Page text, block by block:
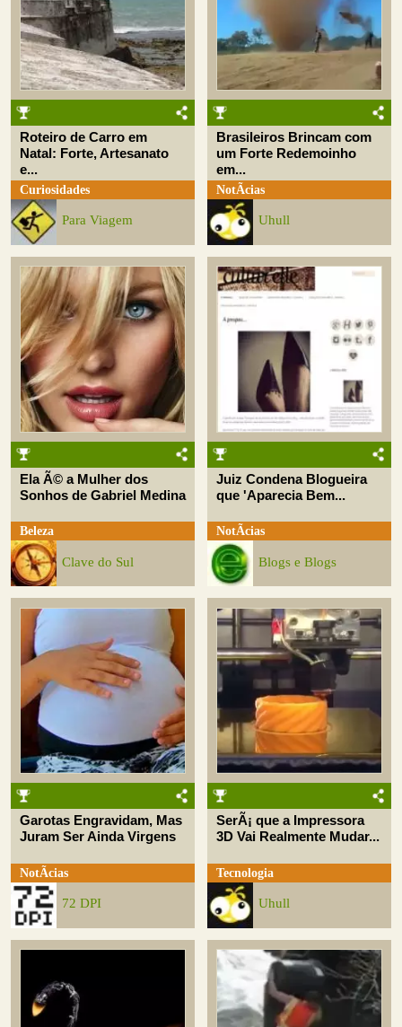
Roteiro de Carro em
Natal: Forte, Artesanato
e...
Curiosidades
Para Viagem
Brasileiros Brincam com
um Forte Redemoinho
em...
NotÃ­cias
Uhull
Ela Ã© a Mulher dos
Sonhos de Gabriel Medina
Beleza
Clave do Sul
Juiz Condena Blogueira
que 'Aparecia Bem...
NotÃ­cias
Blogs e Blogs
Garotas Engravidam, Mas
Juram Ser Ainda Virgens
NotÃ­cias
72 DPI
SerÃ¡ que a Impressora
3D Vai Realmente Mudar...
Tecnologia
Uhull